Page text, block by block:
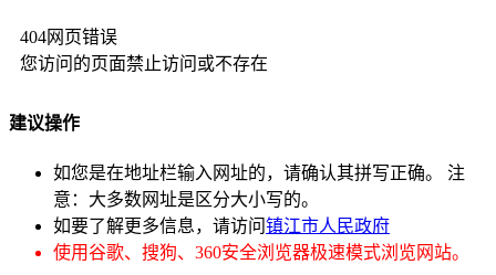
404网页错误
您访问的页面禁止访问或不存在
建议操作
如您是在地址栏输入网址的，请确认其拼写正确。 注
意：大多数网址是区分大小写的。
如要了解更多信息，请访问镇江市人民政府
使用谷歌、搜狗、360安全浏览器极速模式浏览网站。